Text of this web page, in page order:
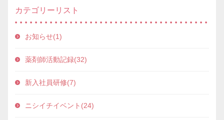
カテゴリーリスト
お知らせ(1)
薬剤師活動記録(32)
新入社員研修(7)
ニシイチイベント(24)